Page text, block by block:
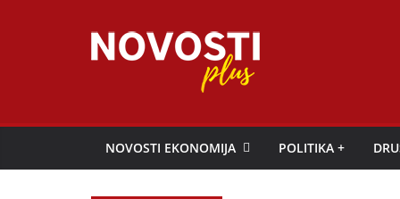
Novosti
Plus
NOVOSTI EKONOMIJA POLITIKA +